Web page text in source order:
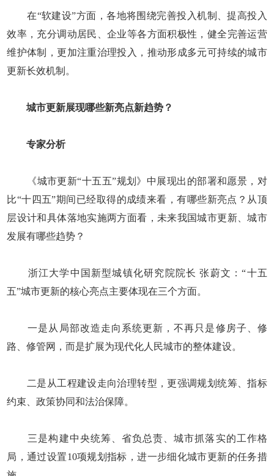
在“软建设”方面，各地将围绕完善投入机制、提高投入
效率，充分调动居民、企业等各方面积极性，健全完善运营
维护体制，更加注重治理投入，推动形成多元可持续的城市
更新长效机制。
城市更新展现哪些新亮点新趋势？
专家分析
《城市更新“十五五”规划》中展现出的部署和愿景，对
比“十四五”期间已经取得的成绩来看，有哪些新亮点？从顶
层设计和具体落地实施两方面看，未来我国城市更新、城市
发展有哪些趋势？
浙江大学中国新型城镇化研究院院长 张蔚文：“十五
五”城市更新的核心亮点主要体现在三个方面。
一是从局部改造走向系统更新，不再只是修房子、修
路、修管网，而是扩展为现代化人民城市的整体建设。
二是从工程建设走向治理转型，更强调规划统筹、指标
约束、政策协同和法治保障。
三是构建中央统筹、省负总责、城市抓落实的工作格
局，通过设置10项规划指标，进一步细化城市更新的任务措